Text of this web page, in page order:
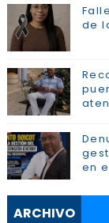
de
en
ARCHIVO